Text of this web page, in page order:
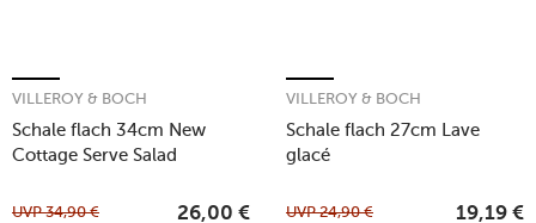
Schale flach 34cm New
Cottage Serve Salad
VILLEROY & BOCH
UVP34,90 € 26,00 €
Schale flach 27cm Lave
glacé
VILLEROY & BOCH
UVP24,90 € 19,19 €